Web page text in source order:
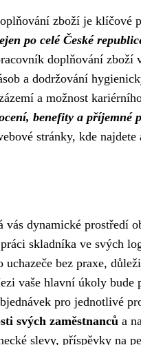
zboží je klíčové
po celé České
doplňování zboží
a dodržování
a možnost
benefity a příjemné
stránky, kde
dynamické prostředí
skladníka ve svých
bez praxe,
vaše hlavní úkoly bude
pro jednotlivé
svých zaměstnanců a
slevy, příspěvky na